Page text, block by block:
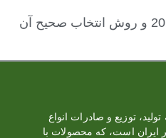
توزیع و صادرات انواع
ایران است، که محصولات با